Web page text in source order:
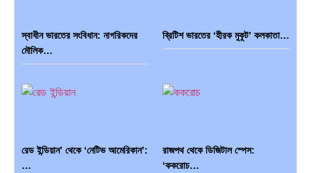
স্বাধীন ভারতের সংবিধান: নাগরিকদের
মৌলিক…
ব্রিটিশ ভারতের ‘হীরক মুকুট’ কলকাতা…
রেড ইন্ডিয়ান’ থেকে ‘নেটিভ আমেরিকান’:
…
রাজপথ থেকে ডিজিটাল স্পেস:
‘ককরোচ…